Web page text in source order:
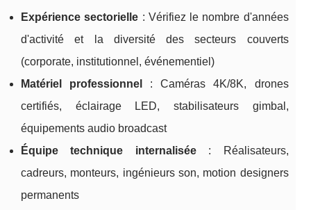
Expérience sectorielle : Vérifiez le nombre d'années
d'activité et la diversité des secteurs couverts
(corporate, institutionnel, événementiel)
Matériel professionnel
: Caméras 4K/8K, drones
certifiés, éclairage LED, stabilisateurs gimbal,
équipements audio broadcast
Équipe technique internalisée: Réalisateurs,
cadreurs, monteurs, ingénieurs son, motion designers
permanents